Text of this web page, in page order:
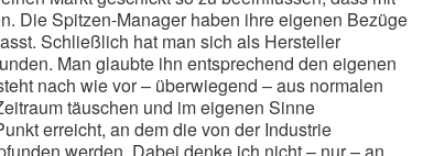
Die Spitzen-Manager haben ihre eigenen Bezüge
Schließlich hat man sich als Hersteller
Man glaubte ihn entsprechend den eigenen
nach wie vor – überwiegend – aus normalen
täuschen und im eigenen Sinne
erreicht, an dem die von der Industrie